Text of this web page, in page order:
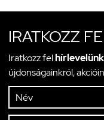
IRATKOZZ
Iratkozz fel
újdonságainkról,